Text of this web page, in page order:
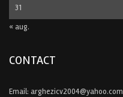
31
« aug.
CONTACT
Email: arghezicv2004@yahoo.com